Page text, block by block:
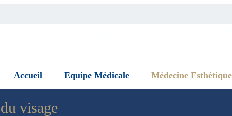
Accueil Equipe Médicale Médecine Esthétique
visage